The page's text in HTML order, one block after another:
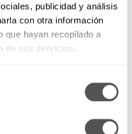
publicidad y análisis
con otra información
que hayan recopilado a
de sus servicios.
su historia y
cómo le hizo
Valley y